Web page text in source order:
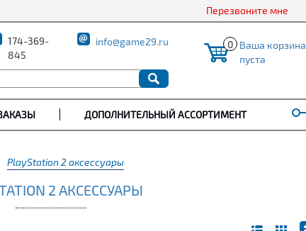
Перезвоните мне
174-369-
845
info@game29.ru 0 Ваша корзина
пуста
ДОПОЛНИТЕЛЬНЫЙ АССОРТИМЕНТ
PlayStation 2 аксессуары
2 АКСЕССУАРЫ